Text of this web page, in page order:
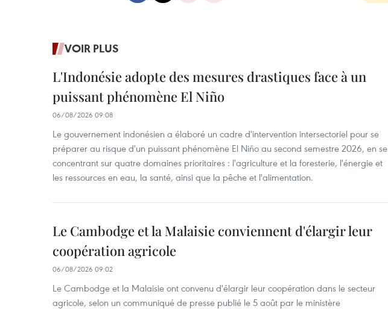
VOIR PLUS
L'Indonésie adopte des mesures drastiques face à un
puissant phénomène El Niño
06/08/2026 09:08
Le gouvernement indonésien a élaboré un cadre d'intervention intersectoriel pour se
préparer au risque d'un puissant phénomène El Niño au second semestre 2026, en se
concentrant sur quatre domaines prioritaires : l'agriculture et la foresterie, l'énergie et
les ressources en eau, la santé, ainsi que la pêche et l'alimentation.
Le Cambodge et la Malaisie conviennent d'élargir leur
coopération agricole
06/08/2026 09:02
Le Cambodge et la Malaisie ont convenu d'élargir leur coopération dans le secteur
agricole, selon un communiqué de presse publié le 5 août par le ministère